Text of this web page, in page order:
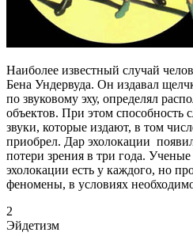
Наиболее известный случай
Бена Ундервуда. Он издавал
по звуковому эху, определял
объектов. При этом способность
звуки, которые издают, в том
приобрел. Дар эхолокации
потери зрения в три года.
эхолокации есть у каждого, но
феномены, в условиях
2
Эйдетизм